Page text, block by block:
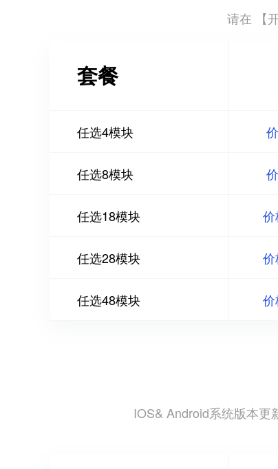
请在 【
套餐
任选4模块
任选8模块
任选18模块
任选28模块
任选48模块
IOS& Android系统版本